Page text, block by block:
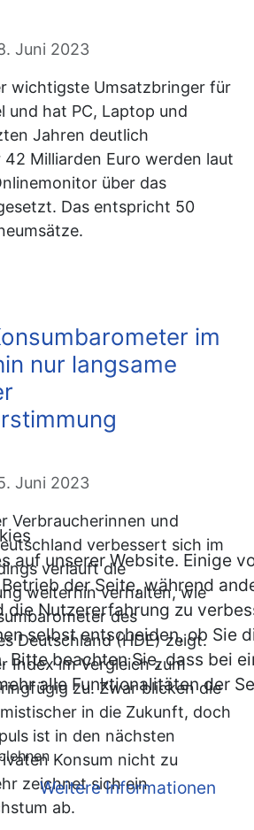
Juni 2023
wichtigste Umsatzbringer für
und hat PC, Laptop und
Jahren deutlich
Milliarden Euro werden laut
über das
Das entspricht 50
im
nur langsame
Juni 2023
Verbraucherinnen und
verbessert sich im
verläuft die
weiterhin verhalten, wie
des
Deutschland (HDE) zeigt.
Index im Vergleich zum
zu. Zwar blicken die
in die Zukunft, doch
ist in den nächsten
Konsum nicht zu
zeichnet sich ein
ab.
auf unserer Website. Einige
der Seite, während
die Nutzererfahrung zu
selbst entscheiden, ob Sie
Bitte beachten Sie, dass bei
alle Funktionalitäten der
Weitere Informationen